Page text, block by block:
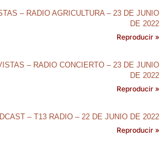
– RADIO AGRICULTURA – 23 DE JUNIO
DE 2022
Reproducir »
– RADIO CONCIERTO – 23 DE JUNIO
DE 2022
Reproducir »
– T13 RADIO – 22 DE JUNIO DE 2022
Reproducir »